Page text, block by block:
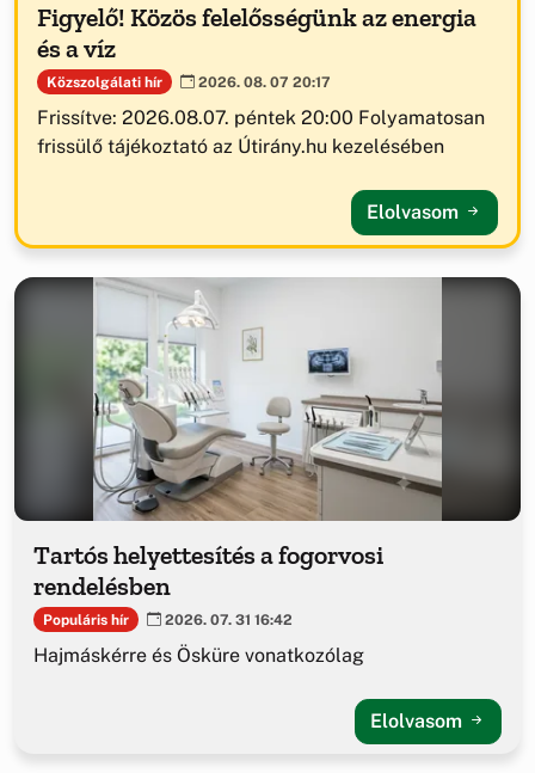
Figyelő! Közös felelősségünk az energia
és a víz
Közszolgálati hír 2026. 08. 07 20:17
Frissítve: 2026.08.07. péntek 20:00 Folyamatosan
frissülő tájékoztató az Útirány.hu kezelésében
Elolvasom
Tartós helyettesítés a fogorvosi
rendelésben
Populáris hír 2026. 07. 31 16:42
Hajmáskérre és Ösküre vonatkozólag
Elolvasom